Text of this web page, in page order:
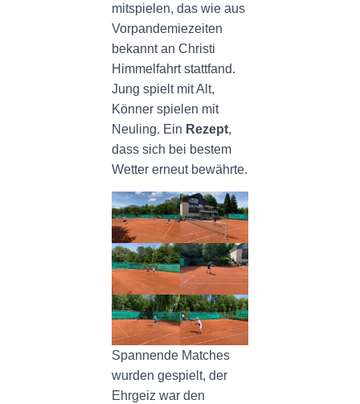
mitspielen, das wie aus
Vorpandemiezeiten
bekannt an Christi
Himmelfahrt stattfand.
Jung spielt mit Alt,
Könner spielen mit
Neuling. Ein Rezept,
dass sich bei bestem
Wetter erneut bewährte.
Spannende Matches
wurden gespielt, der
Ehrgeiz war den